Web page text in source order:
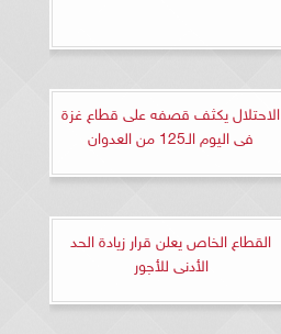
الاحتلال يكثف قصفه على قطاع غزة
فى اليوم الـ125 من العدوان
القطاع الخاص يعلن قرار زيادة الحد
الأدنى للأجور